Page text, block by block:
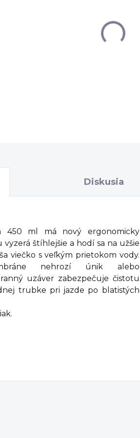
Diskusia
450 ml má nový ergonomicky
štíhlejšie a hodí sa na užšie
viečko s veľkým prietokom vody.
nehrozí únik alebo
uzáver zabezpečuje čistotu
trubke pri jazde po blatistých